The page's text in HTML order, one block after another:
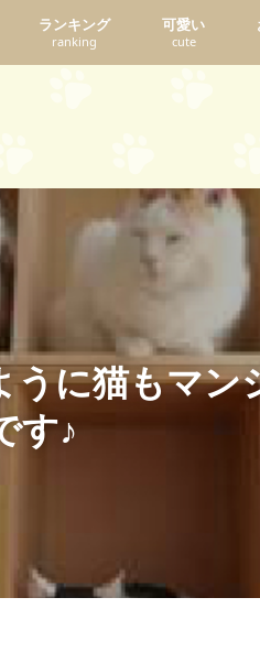
ランキング
ranking
可愛い
cute
うに猫もマン
す♪